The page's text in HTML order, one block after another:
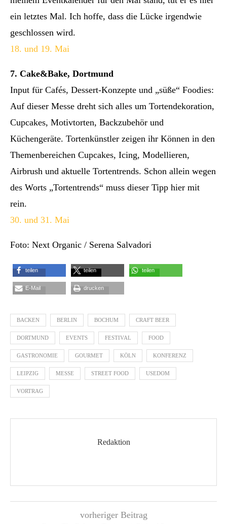
ein letztes Mal. Ich hoffe, dass die Lücke irgendwie
geschlossen wird.
18. und 19. Mai
7. Cake&Bake, Dortmund
Input für Cafés, Dessert-Konzepte und „süße“ Foodies:
Auf dieser Messe dreht sich alles um Tortendekoration,
Cupcakes, Motivtorten, Backzubehör und
Küchengeräte. Tortenkünstler zeigen ihr Können in den
Themenbereichen Cupcakes, Icing, Modellieren,
Airbrush und aktuelle Tortentrends. Schon allein wegen
des Worts „Tortentrends“ muss dieser Tipp hier mit
rein.
30. und 31. Mai
Foto: Next Organic / Serena Salvadori
teilen teilen teilen
E-Mail drucken
BACKEN BERLIN BOCHUM CRAFT BEER
DORTMUND EVENTS FESTIVAL FOOD
GASTRONOMIE GOURMET KÖLN KONFERENZ
LEIPZIG MESSE STREET FOOD USEDOM
VORTRAG
Redaktion
vorheriger Beitrag